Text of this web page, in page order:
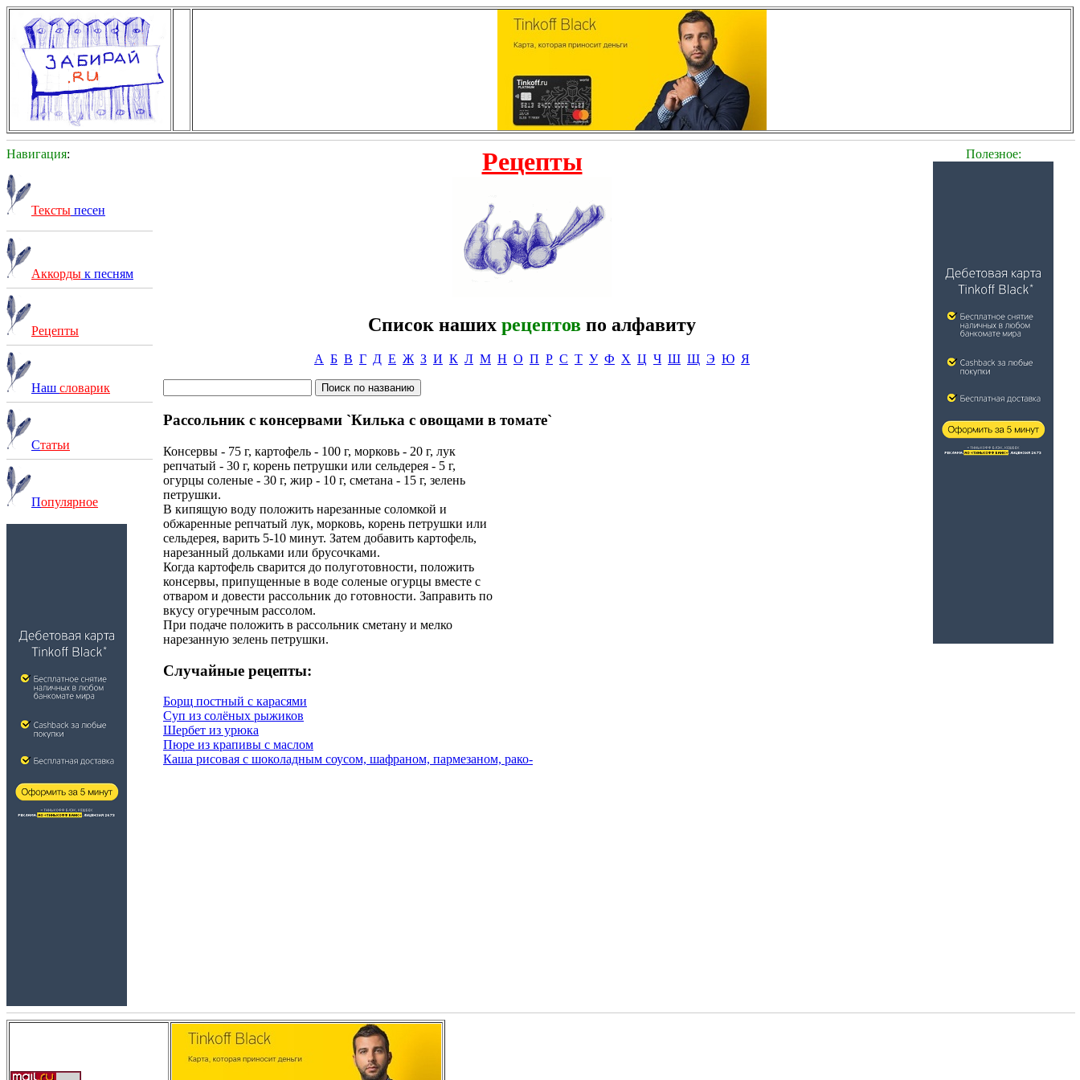
Навигация:
Тексты песен
Аккорды к песням
Рецепты
Наш словарик
Статьи
Популярное
Рецепты
Список наших рецептов по алфавиту
А Б В Г Д Е Ж З И К Л М Н О П Р С Т У Ф Х Ц Ч Ш Щ Э Ю Я
Рассольник с консервами `Килька с овощами в томате`
Консервы - 75 г, картофель - 100 г, морковь - 20 г, лук
репчатый - 30 г, корень петрушки или сельдерея - 5 г,
огурцы соленые - 30 г, жир - 10 г, сметана - 15 г, зелень
петрушки.
В кипящую воду положить нарезанные соломкой и
обжаренные репчатый лук, морковь, корень петрушки или
сельдерея, варить 5-10 минут. Затем добавить картофель,
нарезанный дольками или брусочками.
Когда картофель сварится до полуготовности, положить
консервы, припущенные в воде соленые огурцы вместе с
отваром и довести рассольник до готовности. Заправить по
вкусу огуречным рассолом.
При подаче положить в рассольник сметану и мелко
нарезанную зелень петрушки.
Случайные рецепты:
Борщ постный с карасями
Суп из солёных рыжиков
Шербет из урюка
Пюре из крапивы с маслом
Каша рисовая с шоколадным соусом, шафраном, пармезаном, рако-
Полезное: